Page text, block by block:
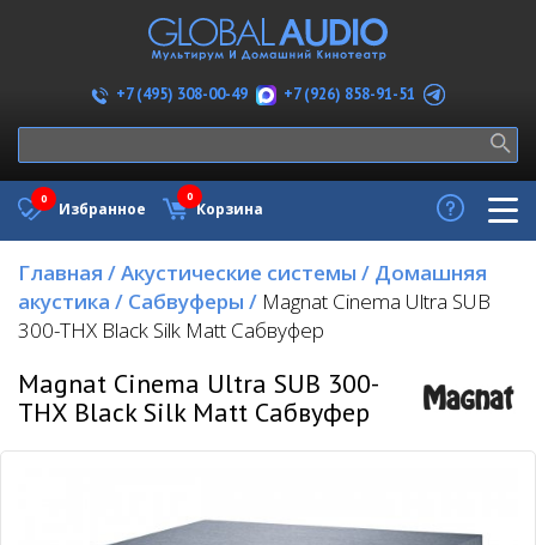
+7 (495) 308-00-49 +7 (926) 858-91-51
Избранное
0
Корзина
0
Главная /Акустические системы / Домашняя
акустика / Сабвуферы / Magnat Cinema Ultra SUB
300-THX Black Silk Matt Сабвуфер
Magnat Cinema Ultra SUB 300-
THX Black Silk Matt Сабвуфер